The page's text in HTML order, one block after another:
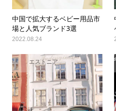
中国で拡大するベビー用品市
場と人気ブランド3選
2022.08.24
エストニア